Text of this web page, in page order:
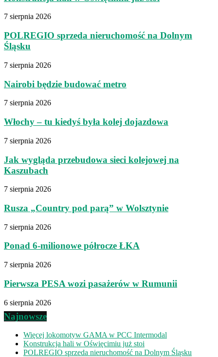
7 sierpnia 2026
POLREGIO sprzeda nieruchomość na Dolnym
Śląsku
7 sierpnia 2026
Nairobi będzie budować metro
7 sierpnia 2026
Włochy – tu kiedyś była kolej dojazdowa
7 sierpnia 2026
Jak wygląda przebudowa sieci kolejowej na
Kaszubach
7 sierpnia 2026
Rusza „Country pod parą” w Wolsztynie
7 sierpnia 2026
Ponad 6-milionowe półrocze ŁKA
7 sierpnia 2026
Pierwsza PESA wozi pasażerów w Rumunii
6 sierpnia 2026
Najnowsze
Więcej lokomotyw GAMA w PCC Intermodal
Konstrukcja hali w Oświęcimiu już stoi
POLREGIO sprzeda nieruchomość na Dolnym Śląsku